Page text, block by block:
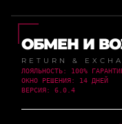
ОБМЕН И
RETURN &
ЛОЯЛЬНОСТЬ: 100%
ОКНО РЕШЕНИЯ: 14 ДНЕЙ
ВЕРСИЯ: 6.0.4